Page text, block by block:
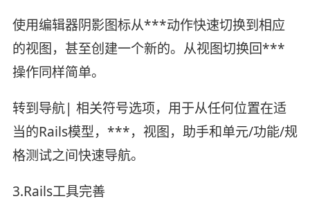
使用编辑器阴影图标从***动作快速切换到相应
的视图，甚至创建一个新的。从视图切换回***
操作同样简单。
转到导航| 相关符号选项，用于从任何位置在适
当的Rails模型，***，视图，助手和单元/功能/规
格测试之间快速导航。
3.Rails工具完善